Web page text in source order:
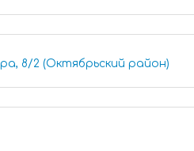
8/2 (Октябрьский район)